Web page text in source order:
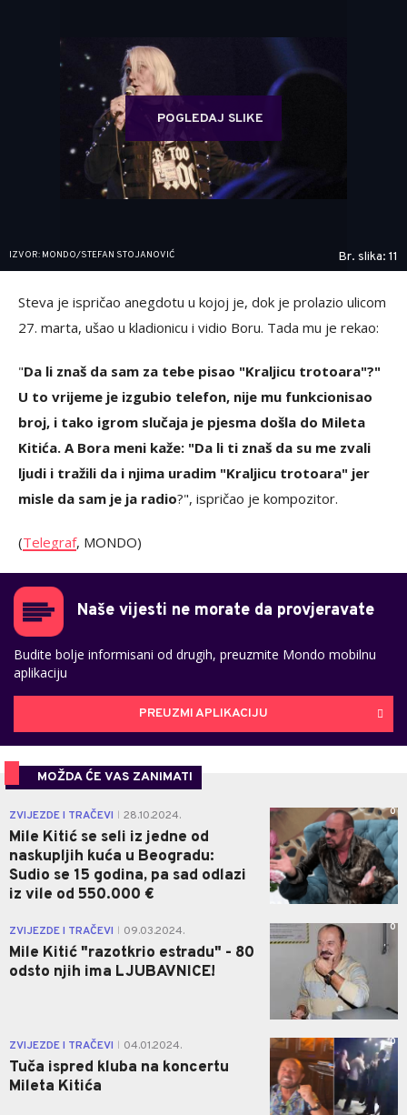
POGLEDAJ SLIKE
IZVOR: MONDO/STEFAN STOJANOVIĆ Br. slika: 11
Steva je ispričao anegdotu u kojoj je, dok je prolazio ulicom
27. marta, ušao u kladionicu i vidio Boru. Tada mu je rekao:
"Da li znaš da sam za tebe pisao "Kraljicu trotoara"?"
U to vrijeme je izgubio telefon, nije mu funkcionisao
broj, i tako igrom slučaja je pjesma došla do Mileta
Kitića. A Bora meni kaže: "Da li ti znaš da su me zvali
ljudi i tražili da i njima uradim "Kraljicu trotoara" jer
misle da sam je ja radio?", ispričao je kompozitor.
(Telegraf, MONDO)
Naše vijesti ne morate da provjeravate
Budite bolje informisani od drugih, preuzmite Mondo mobilnu
aplikaciju
PREUZMI APLIKACIJU
MOŽDA ĆE VAS ZANIMATI
ZVIJEZDE I TRAČEVI 28.10.2024.
Mile Kitić se seli iz jedne od
naskupljih kuća u Beogradu:
Sudio se 15 godina, pa sad odlazi
iz vile od 550.000 €
0
ZVIJEZDE I TRAČEVI 09.03.2024.
Mile Kitić "razotkrio estradu" - 80
odsto njih ima LJUBAVNICE!
0
ZVIJEZDE I TRAČEVI 04.01.2024.
Tuča ispred kluba na koncertu
Mileta Kitića
0